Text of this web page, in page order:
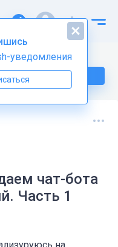
по Python тут
чат-бота
Часть 1
уведомления